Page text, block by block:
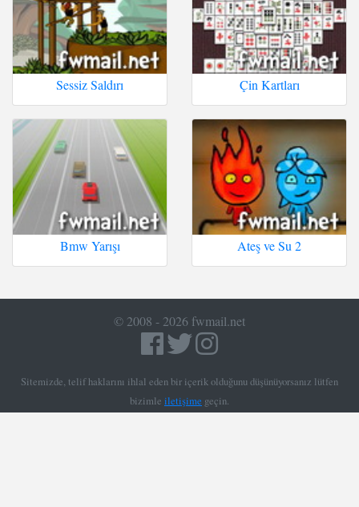
Sessiz Saldırı Çin Kartları
Bmw Yarışı Ateş ve Su 2
© 2008 - 2026 fwmail.net
Sitemizde, telif haklarını ihlal eden bir içerik olduğunu düşünüyorsanız lütfen
bizimle iletişime geçin.